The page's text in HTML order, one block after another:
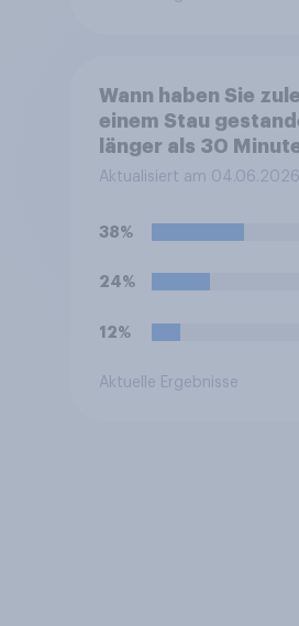
Wann haben Sie
einem Stau
länger als 30
gedauert hat?
Aktualisiert am 04.06.2026
38%
24%
12%
Aktuelle Ergebnisse